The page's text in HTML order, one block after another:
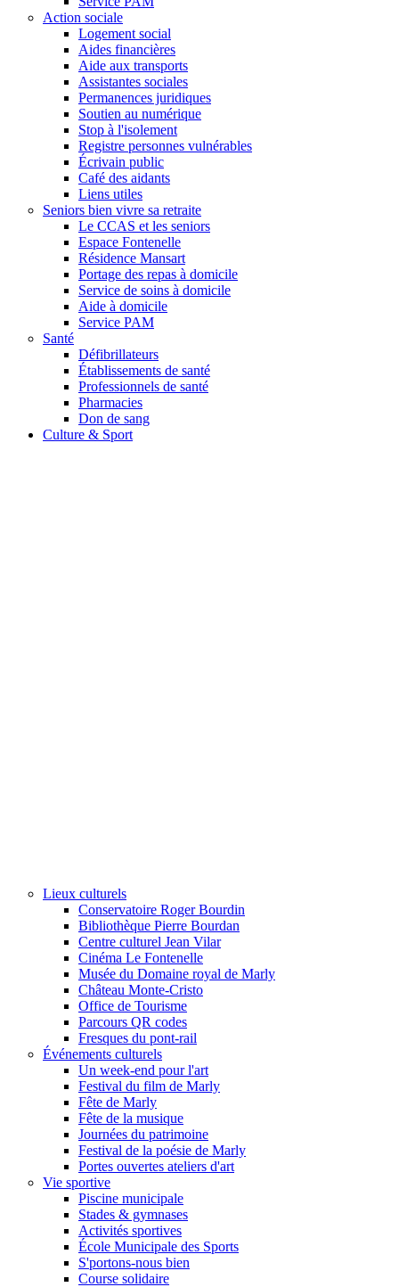
Action sociale
Logement social
Aides financières
Aide aux transports
Assistantes sociales
Permanences juridiques
Soutien au numérique
Stop à l'isolement
Registre personnes vulnérables
Écrivain public
Café des aidants
Liens utiles
Seniors bien vivre sa retraite
Le CCAS et les seniors
Espace Fontenelle
Résidence Mansart
Portage des repas à domicile
Service de soins à domicile
Aide à domicile
Service PAM
Santé
Défibrillateurs
Établissements de santé
Professionnels de santé
Pharmacies
Don de sang
Culture & Sport
Lieux culturels
Conservatoire Roger Bourdin
Bibliothèque Pierre Bourdan
Centre culturel Jean Vilar
Cinéma Le Fontenelle
Musée du Domaine royal de Marly
Château Monte-Cristo
Office de Tourisme
Parcours QR codes
Fresques du pont-rail
Événements culturels
Un week-end pour l'art
Festival du film de Marly
Fête de Marly
Fête de la musique
Journées du patrimoine
Festival de la poésie de Marly
Portes ouvertes ateliers d'art
Vie sportive
Piscine municipale
Stades & gymnases
Activités sportives
École Municipale des Sports
S'portons-nous bien
Course solidaire